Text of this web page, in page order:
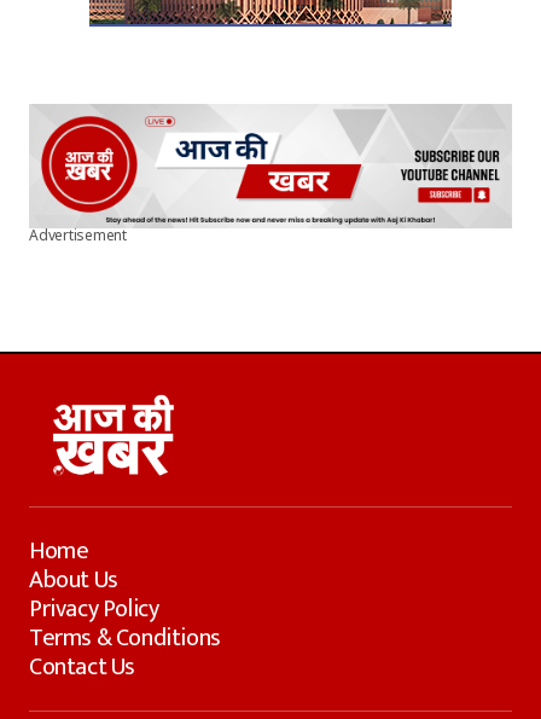
Advertisement
Home
About Us
Privacy Policy
Terms & Conditions
Contact Us